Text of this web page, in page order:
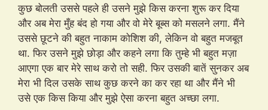
कुछ बोलती उससे पहले ही उसने मुझे किस करना शुरू कर दिया
और अब मेरा मुँह बंद हो गया और वो मेरे बूब्स को मसलने लगा. मैंने
उससे छूटने की बहुत नाकाम कोशिश की, लेकिन वो बहुत मजबूत
था. फिर उसने मुझे छोड़ा और कहने लगा कि तुम्हे भी बहुत मज़ा
आएगा एक बार मेरे साथ करो तो सही. फिर उसकी बातें सुनकर अब
मेरा भी दिल उसके साथ कुछ करने का कर रहा था और मैंने भी
उसे एक किस किया और मुझे ऐसा करना बहुत अच्छा लगा.